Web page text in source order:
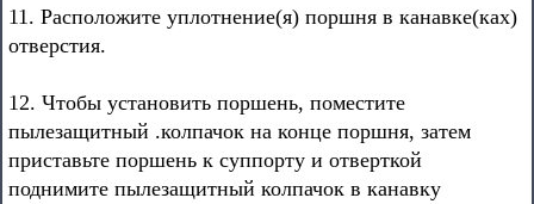
11. Расположите уплотнение(я) поршня в канавке(ках)
отверстия.
12. Чтобы установить поршень, поместите
пылезащитный .колпачок на конце поршня, затем
приставьте поршень к суппорту и отверткой
поднимите пылезащитный колпачок в канавку